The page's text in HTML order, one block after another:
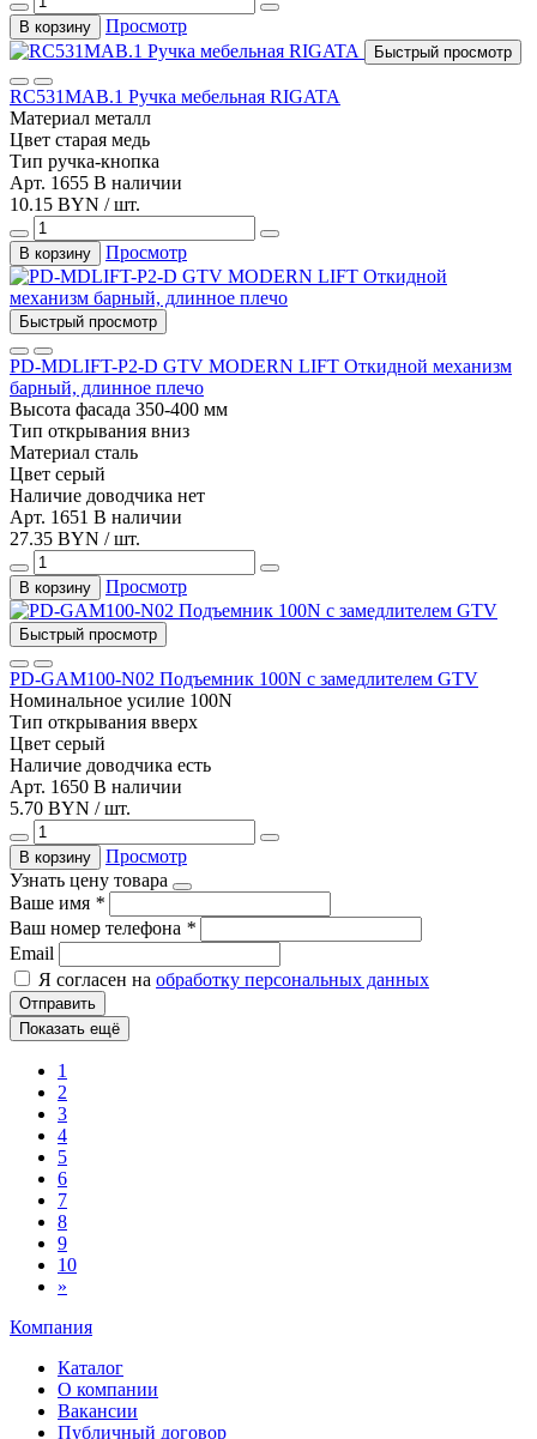
В корзину Просмотр
Быстрый просмотр
RC531MAB.1 Ручка мебельная RIGATA
Материал металл
Цвет старая медь
Тип ручка-кнопка
Арт. 1655 В наличии
10.15 BYN / шт.
В корзину Просмотр
Быстрый просмотр
PD-MDLIFT-P2-D GTV MODERN LIFT Откидной механизм
барный, длинное плечо
Высота фасада 350-400 мм
Тип открывания вниз
Материал сталь
Цвет серый
Наличие доводчика нет
Арт. 1651 В наличии
27.35 BYN / шт.
В корзину Просмотр
Быстрый просмотр
PD-GAM100-N02 Подъемник 100N с замедлителем GTV
Номинальное усилие 100N
Тип открывания вверх
Цвет серый
Наличие доводчика есть
Арт. 1650 В наличии
5.70 BYN / шт.
В корзину
Просмотр
Узнать цену товара
Ваше имя *
Ваш номер телефона *
Email
Я согласен на обработку персональных данных
Отправить
Показать ещё
1
2
3
4
5
6
7
8
9
10
»
Компания
Каталог
О компании
Вакансии
Публичный договор